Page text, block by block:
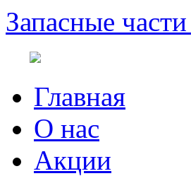
Запасные
Главная
О нас
Акции